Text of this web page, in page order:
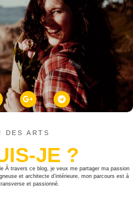
DES ARTS
JE ?
À travers ce blog, je veux me partager ma passion
et architecte d’intérieure, mon parcours est à
et passionné.